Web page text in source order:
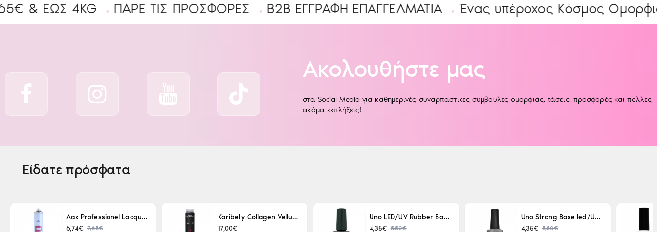
4KG ΠΑΡΕ ΤΙΣ ΠΡΟΣΦΟΡΕΣ B2B ΕΓΓΡΑΦΉ ΕΠΑΓΓΕΛΜΑΤΊΑ Ένας υπέροχος Κόσμος Ομορφιάς
Ακολουθήστε μας
στα Social Media για καθημερινές συναρπαστικές συμβουλές ομορφιάς, τάσεις, προσφορές και πολλές
ακόμα εκπλήξεις!
Είδατε πρόσφατα
Λακ Professionel Lacque Super Strong 500ml
6,74€ 7,65€
Karibelly Collagen Velluto Nero Leaving 250ml
17,00€
Uno LED/UV Rubber Base 15ml
4,35€ 5,50€
Uno Strong Base led/Uv 15 ml
4,35€ 5,50€